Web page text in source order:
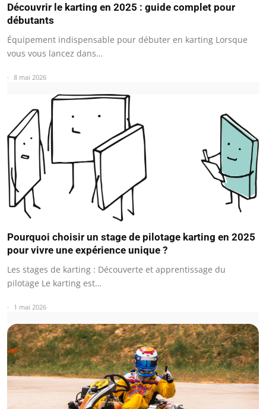
Découvrir le karting en 2025 : guide complet pour
débutants
Équipement indispensable pour débuter en karting Lorsque
vous vous lancez dans…
8 mai 2026
Pourquoi choisir un stage de pilotage karting en 2025
pour vivre une expérience unique ?
Les stages de karting : Découverte et apprentissage du
pilotage Le karting est…
1 mai 2026